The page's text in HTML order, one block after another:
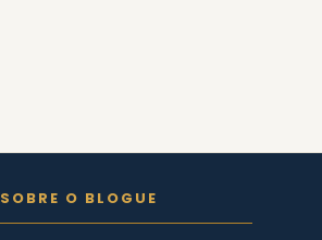
SOBRE O BLOGUE